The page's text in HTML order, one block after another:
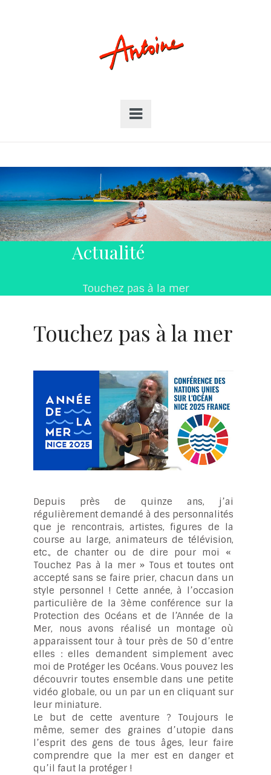
Actualité
Touchez pas à la mer
Touchez pas à la mer
Depuis près de quinze ans, j’ai
régulièrement demandé à des personnalités
que je rencontrais, artistes, figures de la
course au large, animateurs de télévision,
etc., de chanter ou de dire pour moi «
Touchez Pas à la mer » Tous et toutes ont
accepté sans se faire prier, chacun dans un
style personnel ! Cette année, à l’occasion
particulière de la 3ème conférence sur la
Protection des Océans et de l’Année de la
Mer, nous avons réalisé un montage où
apparaissent tour à tour près de 50 d’entre
elles : elles demandent simplement avec
moi de Protéger les Océans. Vous pouvez les
découvrir toutes ensemble dans une petite
vidéo globale, ou un par un en cliquant sur
leur miniature.
Le but de cette aventure ? Toujours le
même, semer des graines d’utopie dans
l’esprit des gens de tous âges, leur faire
comprendre que la mer est en danger et
qu’il faut la protéger !